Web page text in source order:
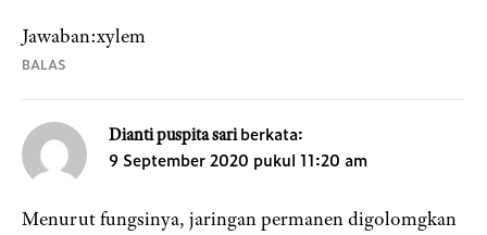
Jawaban:xylem
BALAS
Dianti puspita sari berkata:
9 September 2020 pukul 11:20 am
Menurut fungsinya, jaringan permanen digolomgkan